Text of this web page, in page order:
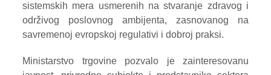
sistemskih mera usmerenih na stvaranje zdravog i
održivog poslovnog ambijenta, zasnovanog na
savremenoj evropskoj regulativi i dobroj praksi.
Ministarstvo trgovine pozvalo je zainteresovanu